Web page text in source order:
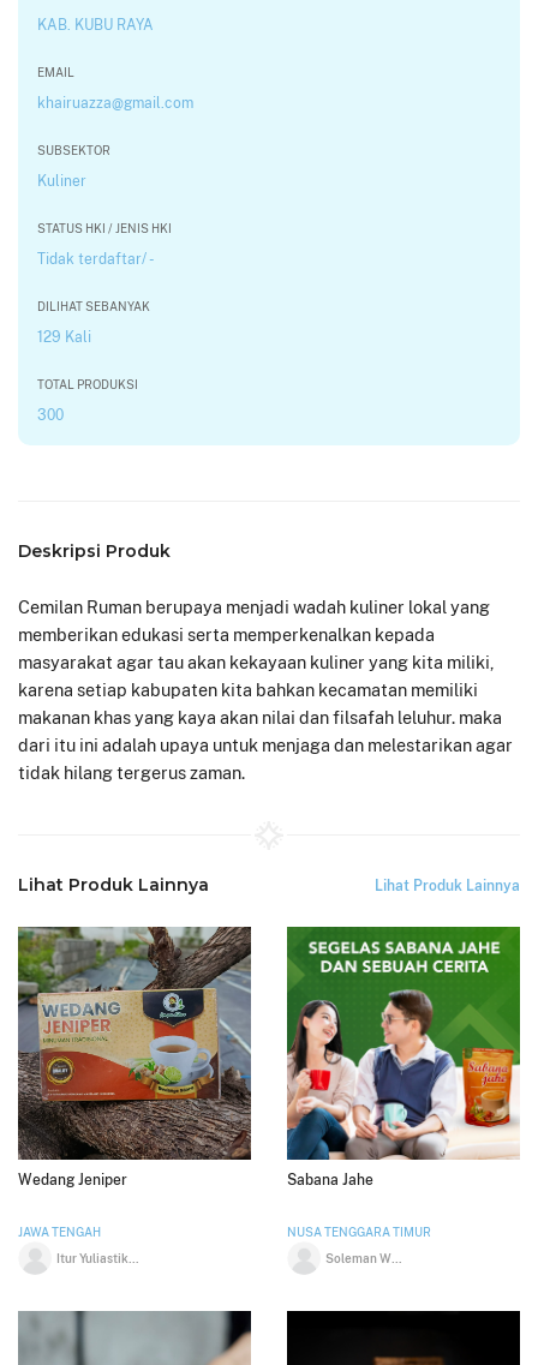
KAB. KUBU RAYA
EMAIL
khairuazza@gmail.com
SUBSEKTOR
Kuliner
STATUS HKI / JENIS HKI
Tidak terdaftar/ -
DILIHAT SEBANYAK
129 Kali
TOTAL PRODUKSI
300
Deskripsi Produk
Cemilan Ruman berupaya menjadi wadah kuliner lokal yang
memberikan edukasi serta memperkenalkan kepada
masyarakat agar tau akan kekayaan kuliner yang kita miliki,
karena setiap kabupaten kita bahkan kecamatan memiliki
makanan khas yang kaya akan nilai dan filsafah leluhur. maka
dari itu ini adalah upaya untuk menjaga dan melestarikan agar
tidak hilang tergerus zaman.
Lihat Produk Lainnya Lihat Produk Lainnya
Wedang Jeniper
JAWA TENGAH
Sabana Jahe
NUSA TENGGARA TIMUR